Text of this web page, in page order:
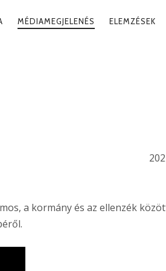
MÉDIAMEGJELENÉS ELEMZÉSEK
a kormány és az ellenzék